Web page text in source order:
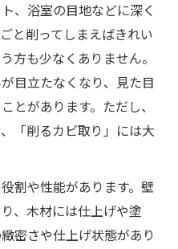
、浴室の目地などに深く
と削ってしまえばきれい
方も少なくありません。
目立たなくなり、見た目
とがあります。ただし、
「削るカビ取り」には大
割や性能があります。壁
、木材には仕上げや塗
密さや仕上げ状態があり